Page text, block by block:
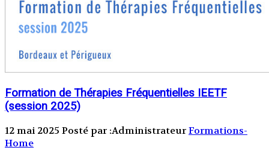
Formation de Thérapies Fréquentielles IEETF
(session 2025)
12 mai 2025 Posté par :AdministrateurFormations-
Home